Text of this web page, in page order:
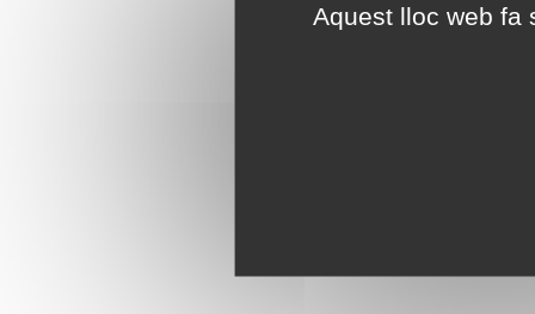
Aquest lloc web fa